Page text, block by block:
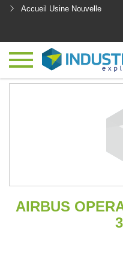
Accueil Usine Nouvelle
AIRBUS